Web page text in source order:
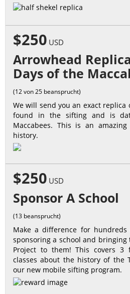
$250 USD
Arrowhead
Days of the
(12 von 25 beansprucht)
We will send you an exact
found in the sifting and is
Maccabees. This is an
history.
$250 USD
Sponsor A School
(13 beansprucht)
Make a difference for
sponsoring a school and
Project to them! This covers
classes about the history of the
our new mobile sifting program.